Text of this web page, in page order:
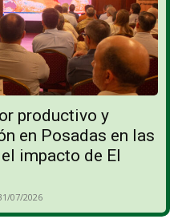
productivo y
en Posadas en las
impacto de El
07/2026